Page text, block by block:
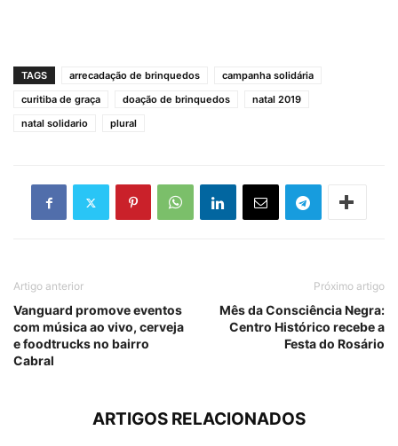
TAGS arrecadação de brinquedos
campanha solidária
curitiba de graça
doação de brinquedos
natal 2019
natal solidario
plural
Artigo anterior
Vanguard promove eventos
com música ao vivo, cerveja
e foodtrucks no bairro
Cabral
Próximo artigo
Mês da Consciência Negra:
Centro Histórico recebe a
Festa do Rosário
ARTIGOS RELACIONADOS